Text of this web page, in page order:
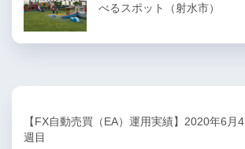
べるスポット（射水市）
【FX自動売買（EA）運用実績】2020年6月4
週目